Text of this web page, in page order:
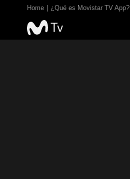
Home ¿Qué es Movistar TV App?